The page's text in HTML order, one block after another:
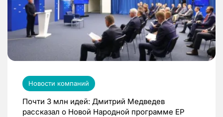
Новости компаний
Почти 3 млн идей: Дмитрий Медведев
рассказал о Новой Народной программе ЕР